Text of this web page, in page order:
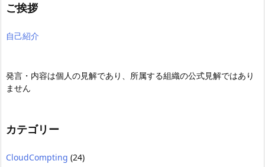
ご挨拶
自己紹介
発言・内容は個人の見解であり、所属する組織の公式見解ではあり
ません
カテゴリー
CloudCompting (24)